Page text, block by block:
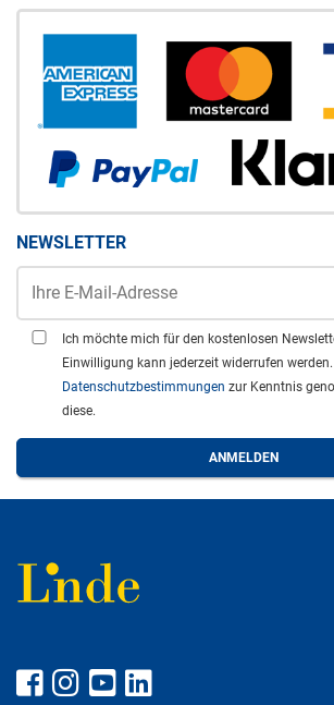
NEWSLETTER
Ich möchte mich für den kostenlosen
Einwilligung kann jederzeit widerrufen
Datenschutzbestimmungen zur Kenntnis
diese.